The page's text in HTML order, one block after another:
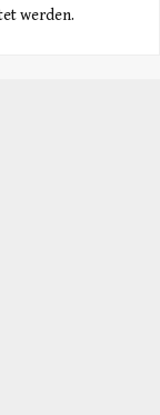
werden.